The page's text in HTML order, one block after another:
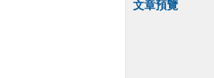
文章預覽